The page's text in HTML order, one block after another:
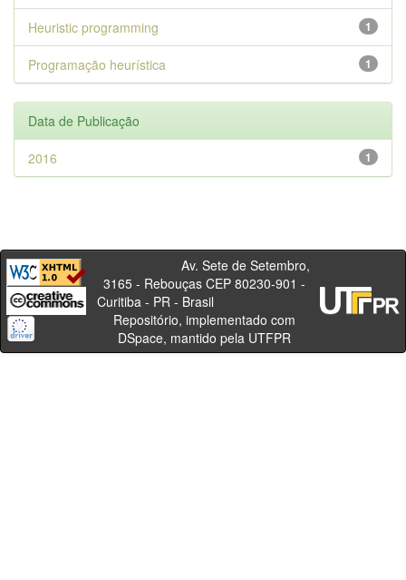
1
Heuristic programming
1
Programação heurística
Data de Publicação
1
2016
Av. Sete de Setembro,
3165 - Rebouças CEP 80230-901 -
Curitiba - PR - Brasil
Repositório, implementado com
DSpace, mantido pela UTFPR